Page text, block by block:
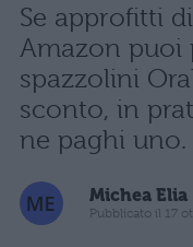
Se approfitti
Amazon puoi
spazzolini
sconto, in
ne paghi uno.
Michea Elia
Pubblicato il 17